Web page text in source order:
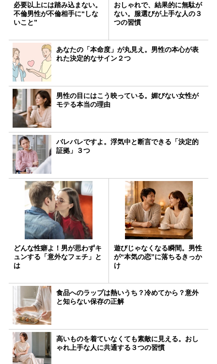
必要以上には踏み込まない。
不倫男性が不倫相手に“しな
いこと”
おしゃれで、結果的に無駄が
ない。服選びが上手な人の３
つの習慣
あなたの「本命度」が丸見え。男性の本心が表
れた決定的なサイン２つ
男性の目にはこう映っている。媚びない女性が
モテる本当の理由
バレバレですよ。浮気中と断言できる「決定的
証拠」３つ
どんな性癖よ！男が思わずキ
ュンする「意外なフェチ」と
は
遊びじゃなくなる瞬間。男性
が“本気の恋”に落ちるきっか
け
食品へのラップは熱いうち？冷めてから？意外
と知らない保存の正解
高いものを着ていなくても素敵に見える。おし
ゃれ上手な人に共通する３つの習慣